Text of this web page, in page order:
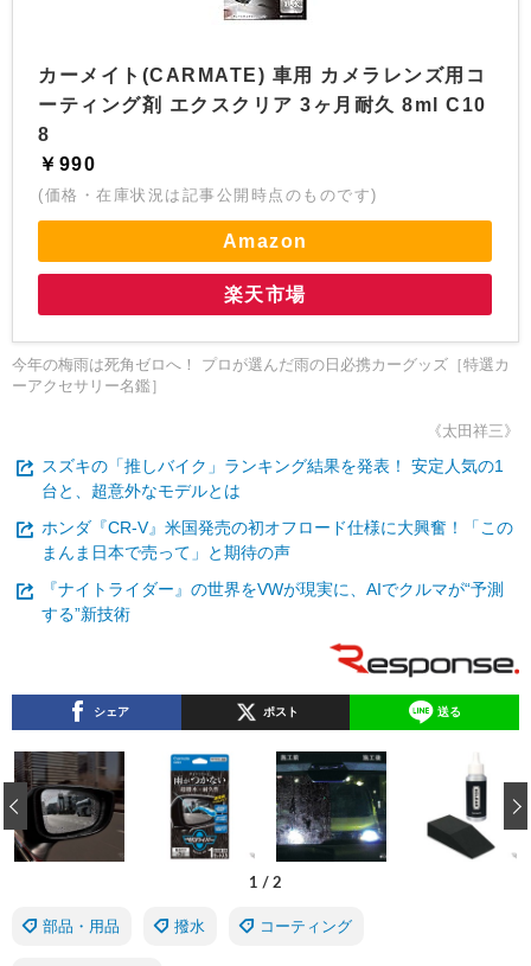
カーメイト(CARMATE) 車用 カメラレンズ用コ
ーティング剤 エクスクリア 3ヶ月耐久 8ml C10
8
￥990
(価格・在庫状況は記事公開時点のものです)
Amazon
楽天市場
今年の梅雨は死角ゼロへ！ プロが選んだ雨の日必携カーグッズ［特選カ
ーアクセサリー名鑑］
《太田祥三》
スズキの「推しバイク」ランキング結果を発表！ 安定人気の1
台と、超意外なモデルとは
ホンダ『CR-V』米国発売の初オフロード仕様に大興奮！「この
まんま日本で売って」と期待の声
『ナイトライダー』の世界をVWが現実に、AIでクルマが“予測
する”新技術
シェア ポスト 送る
1 / 2
‹
部品・用品 撥水 コーティング